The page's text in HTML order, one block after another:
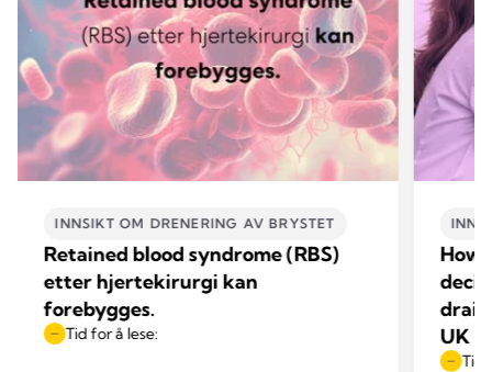
INNSIKT OM DRENERING AV BRYSTET
Retained blood syndrome (RBS)
etter hjertekirurgi kan
forebygges.
Tid for å lese:
How
UK
Tid